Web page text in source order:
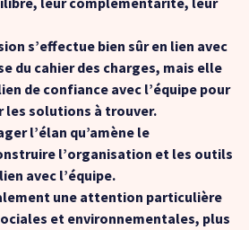
s’effectue bien sûr en lien avec
du cahier des charges, mais elle
de confiance avec l’équipe pour
les solutions à trouver.
l’élan qu’amène le
l’organisation et les outils
avec l’équipe.
une attention particulière
et environnementales, plus